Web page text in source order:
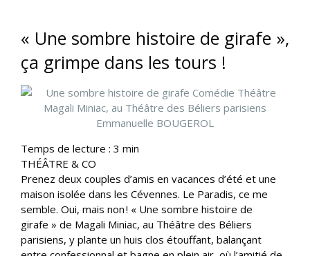
« Une sombre histoire de girafe »,
ça grimpe dans les tours !
Temps de lecture : 3 min
THÉÂTRE & CO
Prenez deux couples d’amis en vacances d’été et une
maison isolée dans les Cévennes. Le Paradis, ce me
semble. Oui, mais non ! « Une sombre histoire de
girafe » de Magali Miniac, au Théâtre des Béliers
parisiens, y plante un huis clos étouffant, balançant